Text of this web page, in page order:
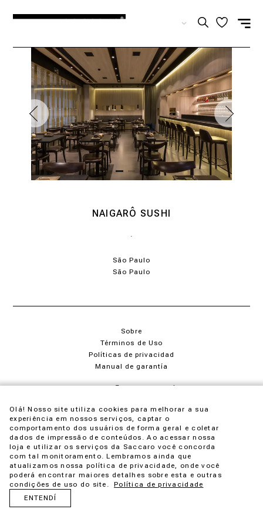
NAIGARÔ SUSHI
São Paulo
São Paulo
Sobre
Términos de Uso
Políticas de privacidad
Manual de garantía
saccaro@saccaro.com.br
SM Gestão de Franquias Ltda - CNPJ 91.763.383/0001-05
Olá! Nosso site utiliza cookies para melhorar a sua
experiência em nossos serviços, captar o
comportamento dos usuários de forma geral e coletar
dados de impressão de conteúdos. Ao acessar nossa
loja e utilizar os serviços da Saccaro você concorda
com tal monitoramento. Lembramos ainda que
atualizamos nossa política de privacidade, onde você
poderá encontrar maiores detalhes sobre esta e outras
condições de uso do site.
Política de privacidade
ENTENDÍ